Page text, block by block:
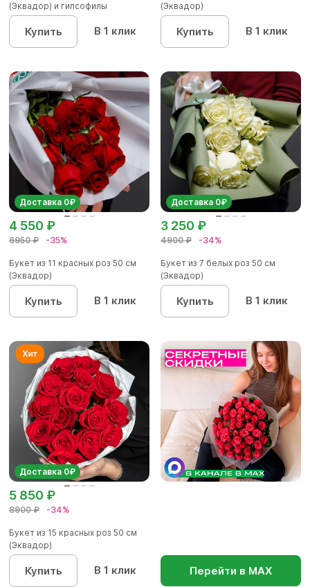
(Эквадор) и гипсофилы
Купить В 1 клик
(Эквадор)
Купить В 1 клик
Доставка 0₽
6950 ₽ -35%
4 550 ₽
Букет из 11 красных роз 50 см
(Эквадор)
Купить В 1 клик
Доставка 0₽
4900 ₽ -34%
3 250 ₽
Букет из 7 белых роз 50 см
(Эквадор)
Купить В 1 клик
Доставка 0₽
8900 ₽ -34%
5 850 ₽
Букет из 15 красных роз 50 см
(Эквадор)
Купить В 1 клик Перейти в МАХ